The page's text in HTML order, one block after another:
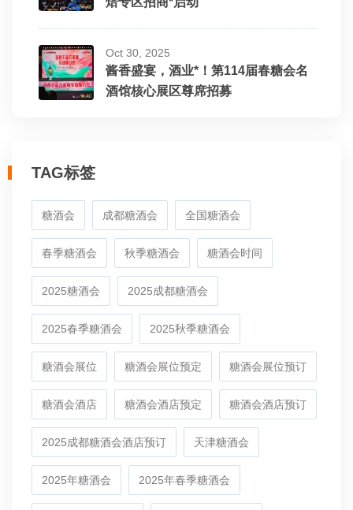
Oct 30, 2025
酱香盛宴，酒业*！第114届春糖会名
酒馆核心展区尊席招募
TAG标签
糖酒会 成都糖酒会 全国糖酒会
春季糖酒会 秋季糖酒会 糖酒会时间
2025糖酒会 2025成都糖酒会
2025春季糖酒会 2025秋季糖酒会
糖酒会展位 糖酒会展位预定 糖酒会展位预订
糖酒会酒店 糖酒会酒店预定 糖酒会酒店预订
2025成都糖酒会酒店预订 天津糖酒会
2025年糖酒会 2025年春季糖酒会